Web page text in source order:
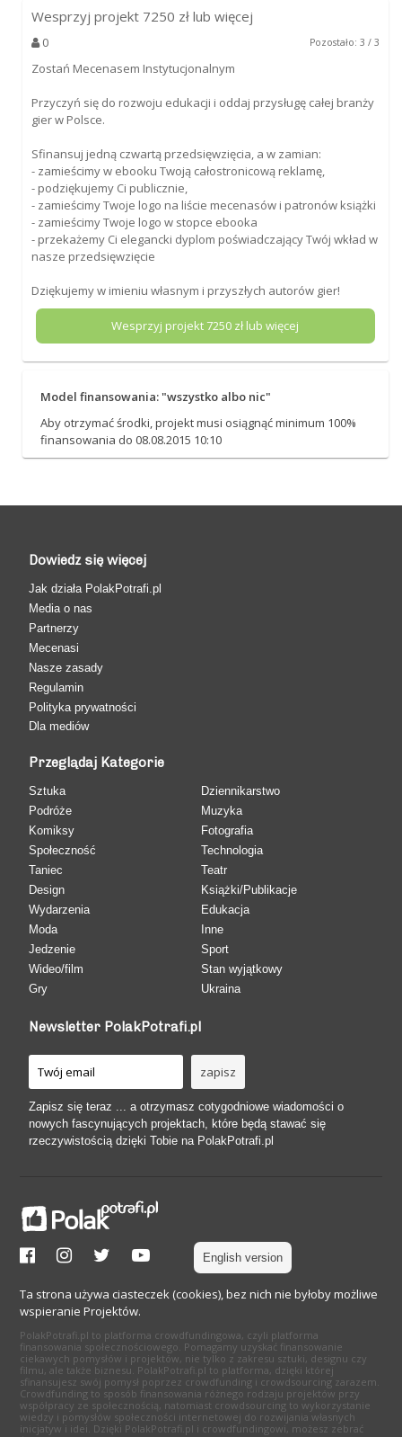
Wesprzyj projekt 7250 zł lub więcej
0 Pozostało: 3 / 3
Zostań Mecenasem Instytucjonalnym
Przyczyń się do rozwoju edukacji i oddaj przysługę całej branży
gier w Polsce.
Sfinansuj jedną czwartą przedsięwzięcia, a w zamian:
- zamieścimy w ebooku Twoją całostronicową reklamę,
- podziękujemy Ci publicznie,
- zamieścimy Twoje logo na liście mecenasów i patronów książki
- zamieścimy Twoje logo w stopce ebooka
- przekażemy Ci elegancki dyplom poświadczający Twój wkład w
nasze przedsięwzięcie
Dziękujemy w imieniu własnym i przyszłych autorów gier!
Wesprzyj projekt7250 zł lub więcej
Model finansowania: "wszystko albo nic"
Aby otrzymać środki, projekt musi osiągnąć minimum 100%
finansowania do 08.08.2015 10:10
Dowiedz się więcej
Jak działa PolakPotrafi.pl
Media o nas
Partnerzy
Mecenasi
Nasze zasady
Regulamin
Polityka prywatności
Dla mediów
Przeglądaj Kategorie
Sztuka
Podróże
Komiksy
Społeczność
Taniec
Design
Wydarzenia
Moda
Jedzenie
Wideo/film
Gry
Dziennikarstwo
Muzyka
Fotografia
Technologia
Teatr
Książki/Publikacje
Edukacja
Inne
Sport
Stan wyjątkowy
Ukraina
Newsletter PolakPotrafi.pl
Zapisz się teraz ... a otrzymasz cotygodniowe wiadomości o
nowych fascynujących projektach, które będą stawać się
rzeczywistością dzięki Tobie na PolakPotrafi.pl
English version
Ta strona używa ciasteczek (cookies), bez nich nie byłoby możliwe
wspieranie Projektów.
PolakPotrafi.pl to platforma crowdfundingowa, czyli platforma
finansowania społecznościowego. Pomagamy uzyskać finansowanie
ciekawych pomysłów i projektów, nie tylko z zakresu sztuki, designu czy
filmu, ale także biznesu. PolakPotrafi.pl to platforma, dzięki której
sfinansujesz swój pomysł poprzez crowdfunding i crowdsourcing zarazem.
Crowdfunding to sposób finansowania różnego rodzaju projektów przy
współpracy ze społecznością, natomiast crowdsourcing to wykorzystanie
wiedzy i pomysłów społeczności internetowej do rozwijania własnych
inicjatyw i idei. Dzięki PolakPotrafi.pl i crowdfundingowi, możesz zebrać